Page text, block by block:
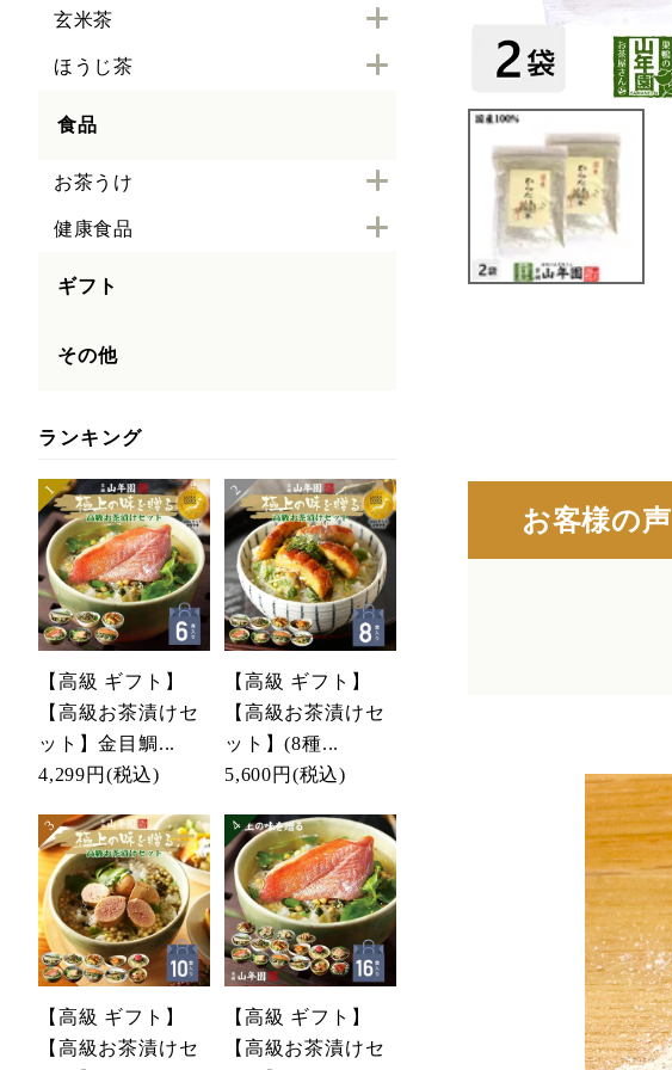
玄米茶
ほうじ茶
食品
お茶うけ
健康食品
ギフト
その他
ランキング
【高級 ギフト】
【高級お茶漬けセ
ット】金目鯛...
4,299円 (税込)
【高級 ギフト】
【高級お茶漬けセ
ット】(8種...
5,600円 (税込)
【高級 ギフト】
【高級お茶漬けセ
【高級 ギフト】
【高級お茶漬けセ
お客様の声